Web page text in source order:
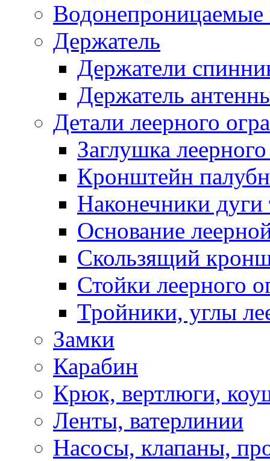
Водонепроницаемые
Держатель
Держатели
Держатель
Детали леерного
Заглушка
Кронштейн
Наконечники дуги
Основание
Скользящий
Стойки леерного
Тройники, углы
Замки
Карабин
Крюк, вертлюги,
Ленты, ватерлинии
Насосы, клапаны,